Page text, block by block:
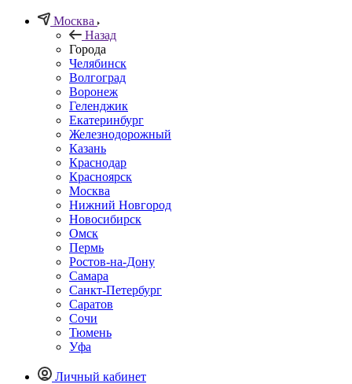
Москва
Назад
Города
Челябинск
Волгоград
Воронеж
Геленджик
Екатеринбург
Железнодорожный
Казань
Краснодар
Красноярск
Москва
Нижний Новгород
Новосибирск
Омск
Пермь
Ростов-на-Дону
Самара
Санкт-Петербург
Саратов
Сочи
Тюмень
Уфа
Личный кабинет